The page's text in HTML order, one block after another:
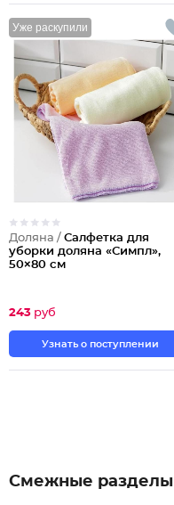
Уже раскупили
Доляна / Салфетка для
уборки доляна «Симпл»,
50×80 см
243 руб
Узнать о поступлении
Смежные разделы